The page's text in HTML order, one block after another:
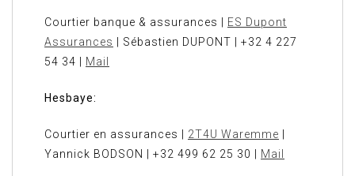
Courtier banque & assurances | ES Dupont
Assurances | Sébastien DUPONT | +32 4 227
54 34 | Mail
Hesbaye:
Courtier en assurances | 2T4U Waremme |
Yannick BODSON | +32 499 62 25 30 | Mail